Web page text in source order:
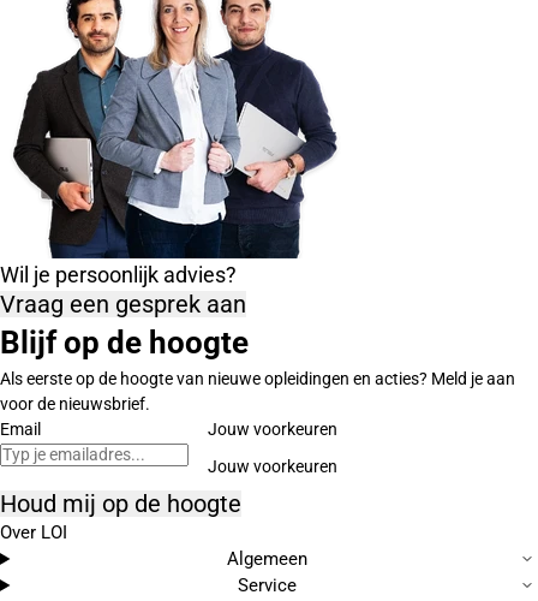
Wil je persoonlijk advies?
Vraag een gesprek aan
Blijf op de hoogte
Als eerste op de hoogte van nieuwe opleidingen en acties? Meld je aan
voor de nieuwsbrief.
Email
Jouw voorkeuren
Houd mij op de hoogte
Over LOI
Algemeen
Service